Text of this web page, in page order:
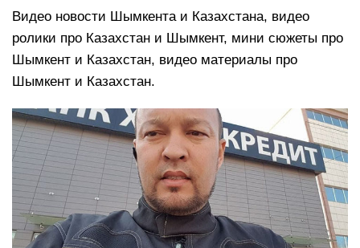
ц
Видео новости Шымкента и Казахстана, видео
ролики про Казахстан и Шымкент, мини сюжеты про
Шымкент и Казахстан, видео материалы про
Шымкент и Казахстан.